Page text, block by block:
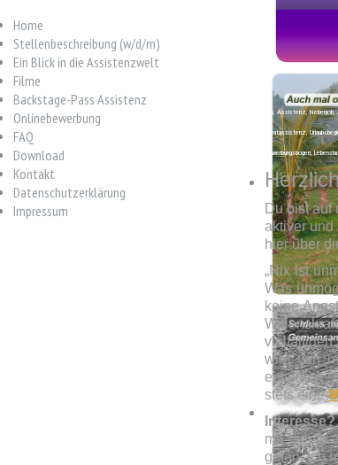
Home
Stellenbeschreibung (w/d/m)
Ein Blick in die Assistenzwelt
Filme
Backstage-Pass Assistenz
Onlinebewerbung
FAQ
Download
Kontakt
Datenschutz­erklärung
Impressum
Job, Assistenz,
Privatassistenz,
Bewerbungsbogen,
Du bist
aktiver und
hier über
„Nix ist
Was
keine
vielfältigen
wird von
erweitern
stets eine
mit einem
getan, ich